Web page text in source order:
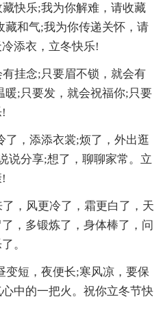
快乐;我为你解难，请收藏
和气;我为你传递关怀，请
添衣，立冬快乐!
挂念;只要眉不锁，就会有
暖;只要发，就会祝福你;只要
了，添添衣裳;烦了，外出逛
说分享;想了，聊聊家常。立
，风更冷了，霜更白了，天
，多锻炼了，身体棒了，问
。
变短，夜便长;寒风凉，要保
中的一把火。祝你立冬节快